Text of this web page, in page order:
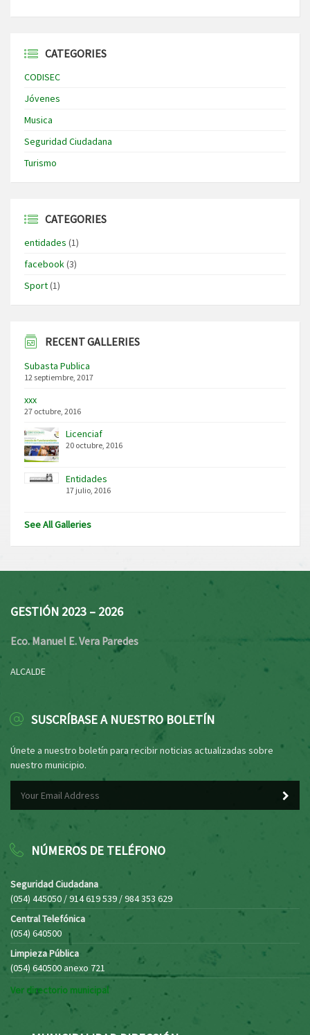
CATEGORIES
CODISEC
Jóvenes
Musica
Seguridad Ciudadana
Turismo
CATEGORIES
entidades (1)
facebook(3)
Sport(1)
RECENT GALLERIES
Subasta Publica
12 septiembre, 2017
xxx
27 octubre, 2016
Licenciaf
20 octubre, 2016
Entidades
17 julio, 2016
See All Galleries
GESTIÓN 2023 – 2026
Eco. Manuel E. Vera Paredes
ALCALDE
SUSCRÍBASE A NUESTRO BOLETÍN
Únete a nuestro boletín para recibir noticias actualizadas sobre
nuestro municipio.
NÚMEROS DE TELÉFONO
Seguridad Ciudadana
(054) 445050 / 914 619 539 / 984 353 629
Central Telefónica
(054) 640500
Limpieza Pública
(054) 640500 anexo 721
Ver directorio municipal